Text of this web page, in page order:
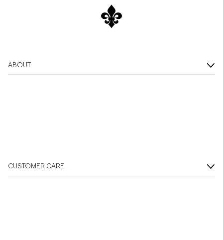
ABOUT
CUSTOMER CARE